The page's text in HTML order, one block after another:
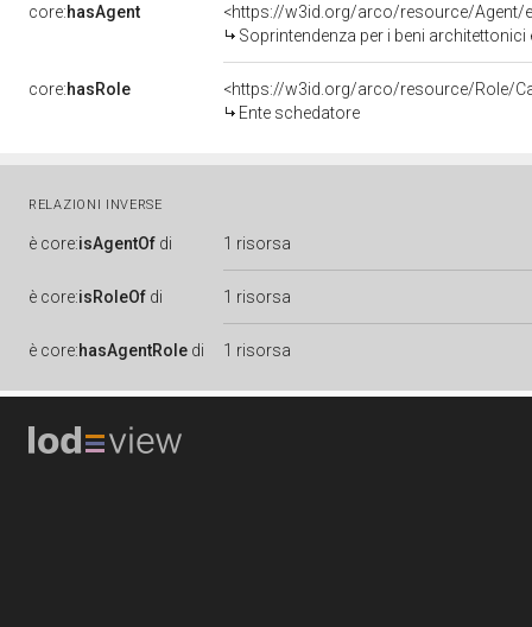
core:hasAgent
<https://w3id.org/arco/resource/Agent/
Soprintendenza per i beni architettonici e
core:hasRole
<https://w3id.org/arco/resource/Role/
Ente schedatore
RELAZIONI INVERSE
è core:isAgentOf di 1 risorsa
è core:isRoleOf di 1 risorsa
è core:hasAgentRole di 1 risorsa